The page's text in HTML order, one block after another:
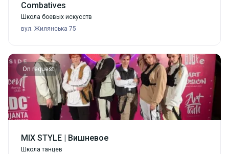
Combatives
Школа боевых искусств
вул. Жилянська 75
On request
MIX STYLE | Вишневое
Школа танцев